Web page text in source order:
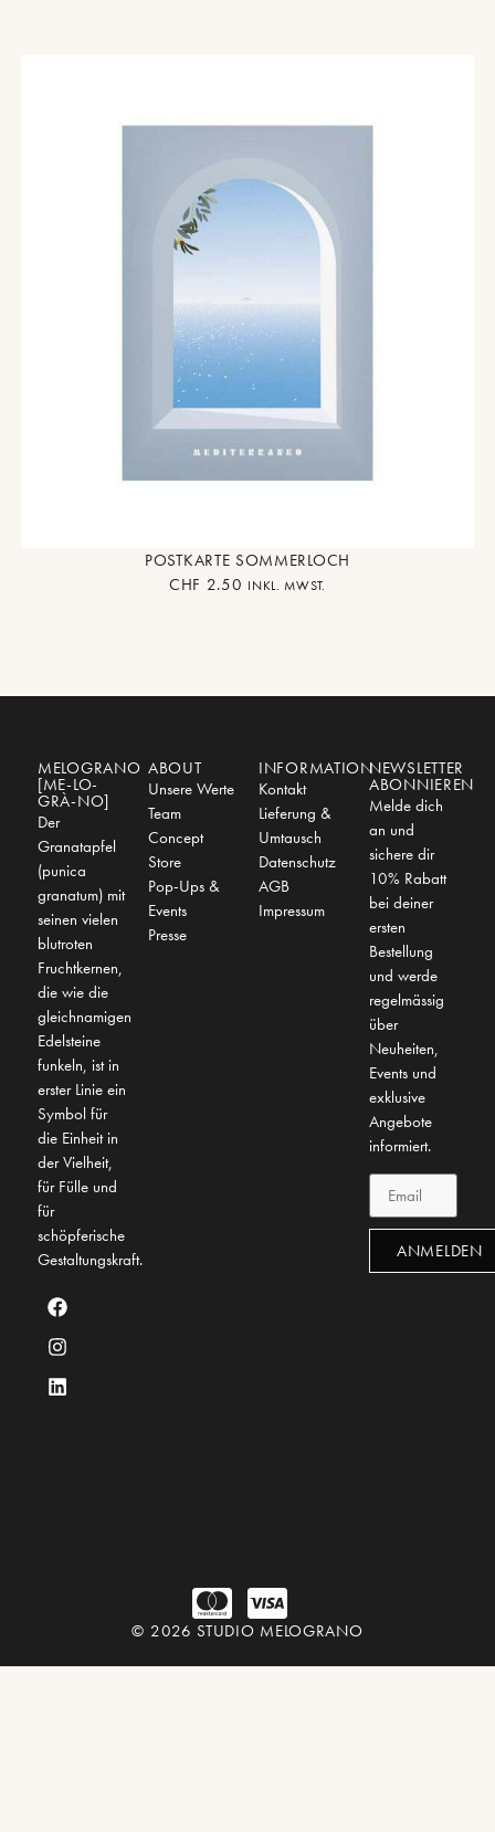
POSTKARTE SOMMERLOCH
CHF 2.50 INKL. MWST.
MELOGRANO
[ME-LO-
GRÀ-NO]
Der
Granatapfel
(punica
granatum) mit
seinen vielen
blutroten
Fruchtkernen,
die wie die
gleichnamigen
Edelsteine
funkeln, ist in
erster Linie ein
Symbol für
die Einheit in
der Vielheit,
für Fülle und
für
schöpferische
Gestaltungskraft.
ABOUT
Unsere Werte
Team
Concept
Store
Pop-Ups &
Events
Presse
INFORMATION
Kontakt
Lieferung &
Umtausch
Datenschutz
AGB
Impressum
NEWSLETTER
ABONNIEREN
Melde dich
an und
sichere dir
10% Rabatt
bei deiner
ersten
Bestellung
und werde
regelmässig
über
Neuheiten,
Events und
exklusive
Angebote
informiert.
ANMELDEN
© 2026 STUDIO MELOGRANO